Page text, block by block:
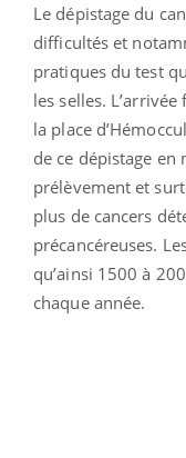
Le dépistage du
difficultés et
pratiques du test
les selles.
la place
de ce dépistage en
prélèvement et
plus de cancers
précancéreuses.
qu’ainsi 1500 à
chaque année.